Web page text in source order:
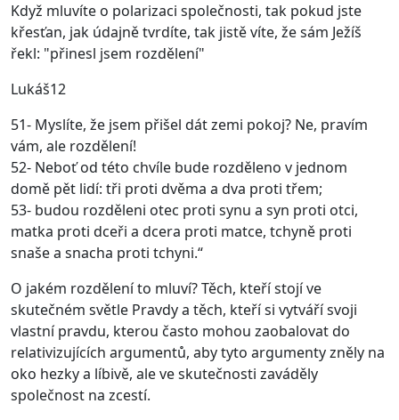
Když mluvíte o polarizaci společnosti, tak pokud jste
křesťan, jak údajně tvrdíte, tak jistě víte, že sám Ježíš
řekl: "přinesl jsem rozdělení"
Lukáš12
51- Myslíte, že jsem přišel dát zemi pokoj? Ne, pravím
vám, ale rozdělení!
52- Neboť od této chvíle bude rozděleno v jednom
domě pět lidí: tři proti dvěma a dva proti třem;
53- budou rozděleni otec proti synu a syn proti otci,
matka proti dceři a dcera proti matce, tchyně proti
snaše a snacha proti tchyni.“
O jakém rozdělení to mluví? Těch, kteří stojí ve
skutečném světle Pravdy a těch, kteří si vytváří svoji
vlastní pravdu, kterou často mohou zaobalovat do
relativizujících argumentů, aby tyto argumenty zněly na
oko hezky a líbivě, ale ve skutečnosti zaváděly
společnost na zcestí.